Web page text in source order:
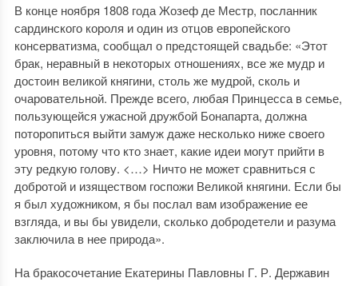
В конце ноября 1808 года Жозеф де Местр, посланник
сардинского короля и один из отцов европейского
консерватизма, сообщал о предстоящей свадьбе: «Этот
брак, неравный в некоторых отношениях, все же мудр и
достоин великой княгини, столь же мудрой, сколь и
очаровательной. Прежде всего, любая Принцесса в семье,
пользующейся ужасной дружбой Бонапарта, должна
поторопиться выйти замуж даже несколько ниже своего
уровня, потому что кто знает, какие идеи могут прийти в
эту редкую голову. <…> Ничто не может сравниться с
добротой и изяществом госпожи Великой княгини. Если бы
я был художником, я бы послал вам изображение ее
взгляда, и вы бы увидели, сколько добродетели и разума
заключила в нее природа».
На бракосочетание Екатерины Павловны Г. Р. Державин